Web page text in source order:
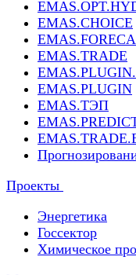
EMAS.CHOICE
EMAS.TRADE
EMAS.PLUGIN
EMAS.ТЭП
Проекты
Энергетика
Госсектор
Химическое